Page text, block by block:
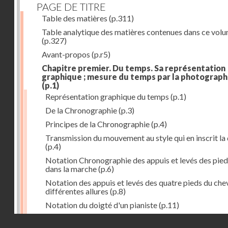
PAGE DE TITRE
Table des matières (p.311)
Table analytique des matières contenues dans ce
(p.327)
Avant-propos (p.r5)
Chapitre premier. Du temps. Sa représentation
graphique ; mesure du temps par la
(p.1)
Représentation graphique du temps (p.1)
De la Chronographie(p.3)
Principes de la Chronographie(p.4)
Transmission du mouvement au style qui en inscrit la
(p.4)
Notation Chronographie des appuis et levés des
dans la marche(p.6)
Notation des appuis et levés des quatre pieds du
différentes allures (p.8)
Notation du doigté d'un pianiste(p.11)